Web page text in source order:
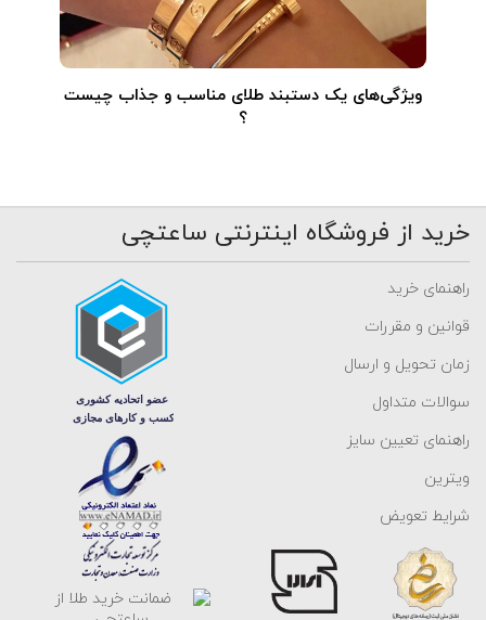
ویژگی‌های یک دستبند طلای مناسب و جذاب چیست
؟
خرید از فروشگاه اینترنتی ساعتچی
راهنمای خرید
قوانین و مقررات
زمان تحویل و ارسال
سوالات متداول
راهنمای تعیین سایز
ویترین
شرایط تعویض